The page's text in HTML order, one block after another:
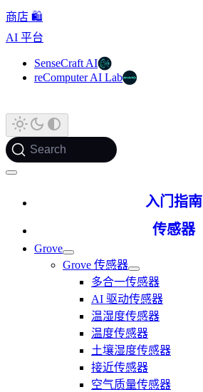
商店 🛍️
AI 平台
SenseCraft AI
reComputer AI Lab
Search
入门指南
传感器
Grove
Grove 传感器
多合一传感器
AI 驱动传感器
温湿度传感器
温度传感器
土壤湿度传感器
接近传感器
空气质量传感器